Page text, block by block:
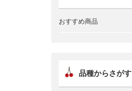
おすすめ商品
品種からさがす